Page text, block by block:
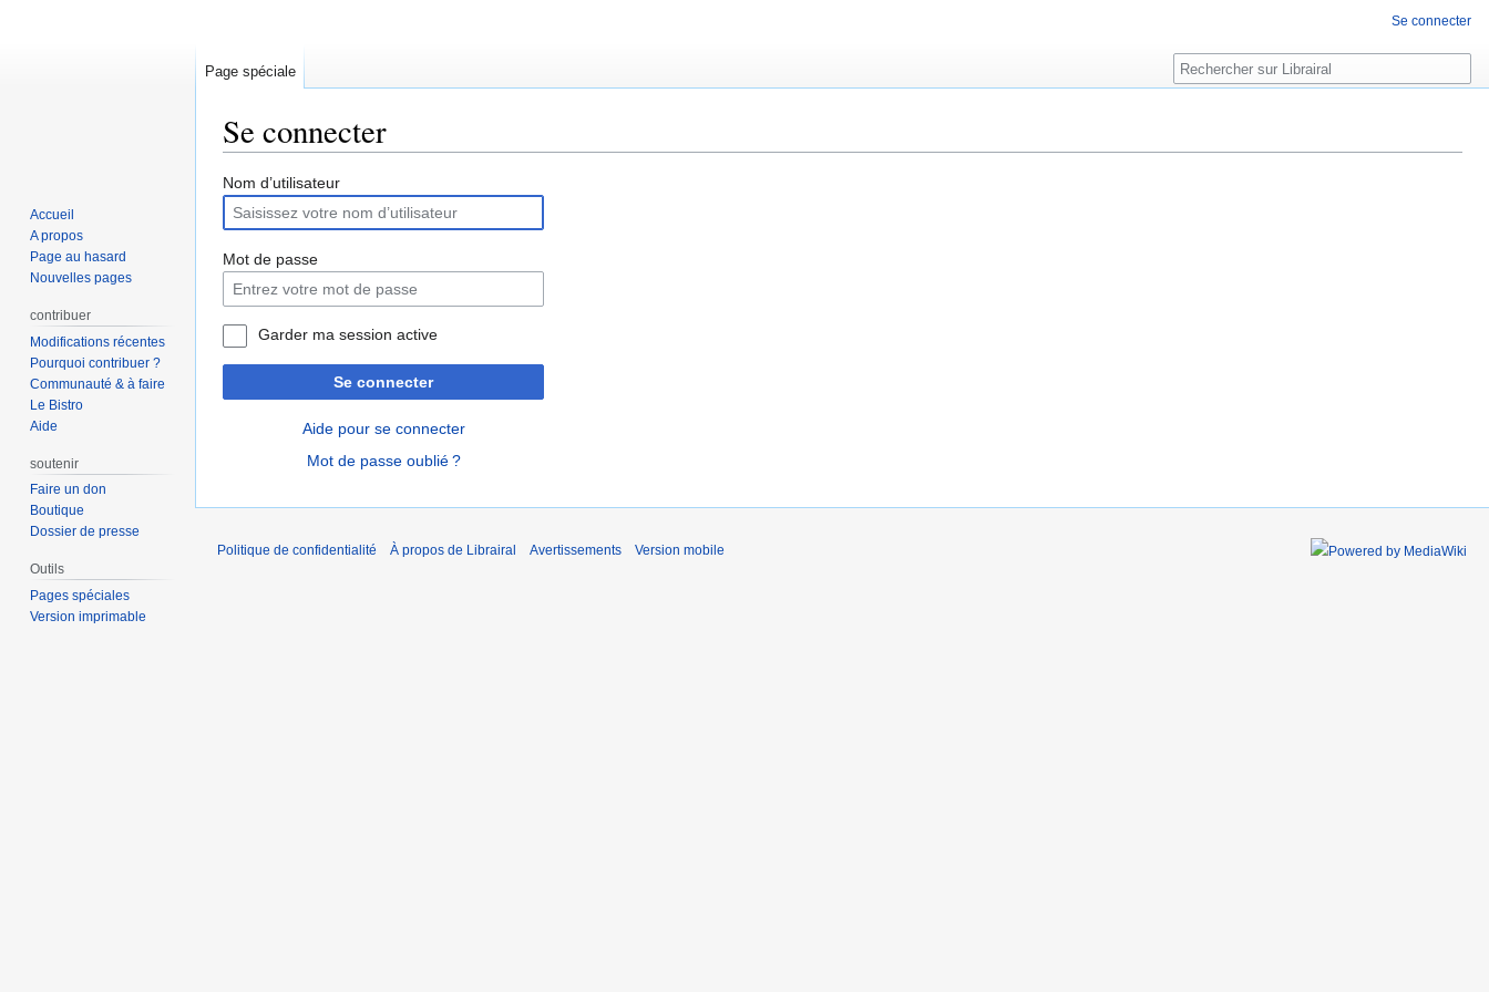
Se connecter
Aller
la
navigation
Aller
la
recherche
Nom d’utilisateur
Mot de passe
Garder ma session active
Se connecter
Aide pour se connecter
Mot de passe oublié ?
Se connecter
Page spéciale Rechercher
Accueil
A propos
Page au hasard
Nouvelles pages
contribuer
Modifications récentes
Pourquoi contribuer ?
Communauté & à faire
Le Bistro
Aide
soutenir
Faire un don
Boutique
Dossier de presse
Outils
Pages spéciales
Version imprimable
Politique de confidentialité À propos de Librairal Avertissements Version mobile